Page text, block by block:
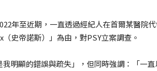
年至近期，一直透過經紀人在首爾某醫院
史帝諾斯）」為由，對PSY立案調查。
明顯的錯誤與疏失」，但同時強調：「一